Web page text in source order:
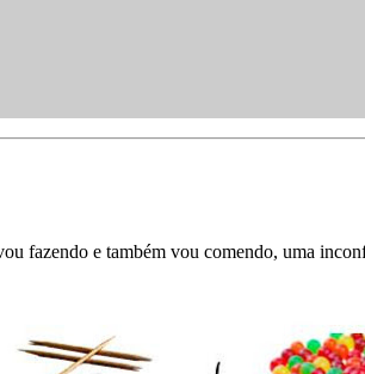
fazendo e também vou comendo, uma